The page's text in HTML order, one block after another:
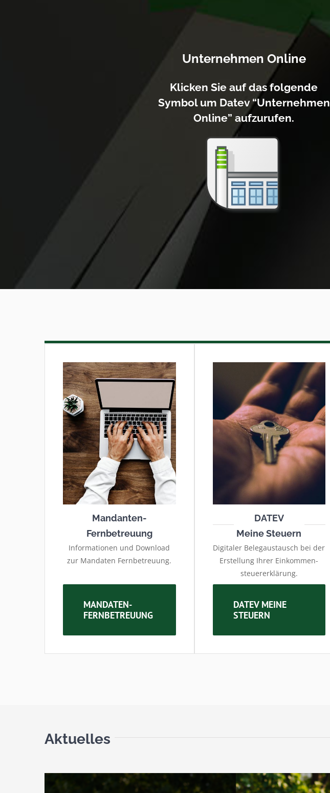
Unternehmen Online
Klicken Sie auf das folgende
Symbol um Datev “Unternehmen
Online” aufzurufen.
Mandanten-
Fernbetreuung
Informationen und Download
zur Mandaten Fernbetreuung.
MANDATEN-
FERNBETREUUNG
DATEV
Meine Steuern
Digitaler Belegaustausch bei der
Erstellung Ihrer Einkommen-
steuererklärung.
DATEV MEINE
STEUERN
Aktuelles